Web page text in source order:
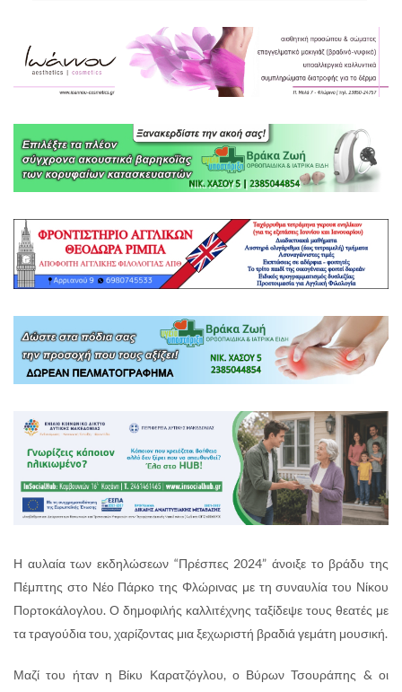
Η αυλαία των εκδηλώσεων “Πρέσπες 2024” άνοιξε το βράδυ της
Πέμπτης στο Νέο Πάρκο της Φλώρινας με τη συναυλία του Νίκου
Πορτοκάλογλου. Ο δημοφιλής καλλιτέχνης ταξίδεψε τους θεατές με
τα τραγούδια του, χαρίζοντας μια ξεχωριστή βραδιά γεμάτη μουσική.
Μαζί του ήταν η Βίκυ Καρατζόγλου, ο Βύρων Τσουράπης & οι